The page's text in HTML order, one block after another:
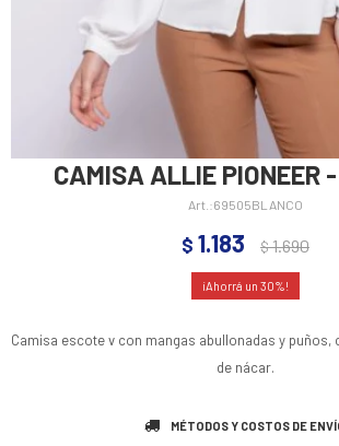
CAMISA ALLIE PIONEER
69505BLANCO
$ 1.183 $1.690
30
Camisa escote v con mangas abullonadas y
de nácar.
MÉTODOS Y COSTOS DE